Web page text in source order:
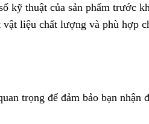
kỹ thuật của sản phẩm trước
liệu chất lượng và phù hợp
trọng để đảm bảo bạn nhận